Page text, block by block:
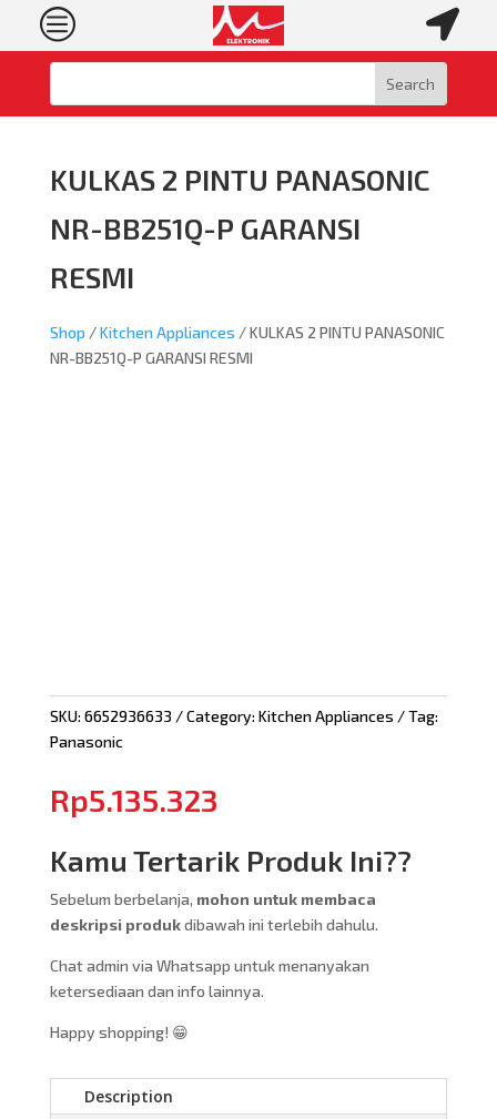
c 
KULKAS 2 PINTU PANASONIC
NR-BB251Q-P GARANSI
RESMI
Shop /Kitchen Appliances / KULKAS 2 PINTU PANASONIC
NR-BB251Q-P GARANSI RESMI
SKU: 6652936633 Category: Kitchen Appliances
Tag:
Panasonic
Rp5.135.323
Kamu Tertarik Produk Ini??
Sebelum berbelanja, mohon untuk membaca
deskripsi produkdibawah ini terlebih dahulu.
Chat admin via Whatsapp untuk menanyakan
ketersediaan dan info lainnya.
Happy shopping! 😁
Description